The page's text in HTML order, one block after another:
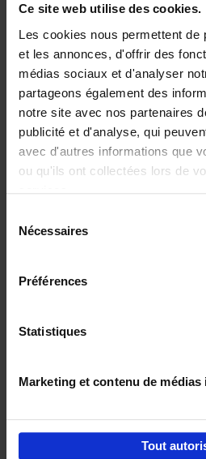
Ce site web utilise des cookies.
Les cookies nous permettent de
et les annonces, d'offrir des
médias sociaux et d'analyser
partageons également des
notre site avec nos partenaires
publicité et d'analyse, qui
avec d'autres informations que
ou qu'ils ont collectées lors de
Nécessaires
Préférences
Statistiques
Marketing et contenu de médias
Tout
Building
Business
Jochen Roef
Couverture
€29,99
Digital